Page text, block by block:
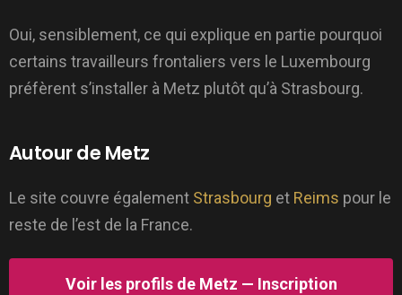
Oui, sensiblement, ce qui explique en partie pourquoi
certains travailleurs frontaliers vers le Luxembourg
préfèrent s’installer à Metz plutôt qu’à Strasbourg.
Autour de Metz
Le site couvre également Strasbourg et Reims pour le
reste de l’est de la France.
Voir les profils de Metz — Inscription